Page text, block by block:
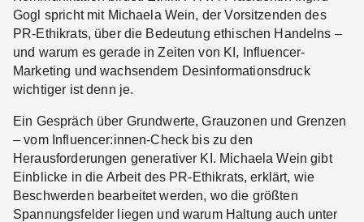
Gogl spricht mit Michaela Wein, der Vorsitzenden des
PR-Ethikrats, über die Bedeutung ethischen Handelns –
und warum es gerade in Zeiten von KI, Influencer-
Marketing und wachsendem Desinformationsdruck
wichtiger ist denn je.
Ein Gespräch über Grundwerte, Grauzonen und Grenzen
– vom Influencer:innen-Check bis zu den
Herausforderungen generativer KI. Michaela Wein gibt
Einblicke in die Arbeit des PR-Ethikrats, erklärt, wie
Beschwerden bearbeitet werden, wo die größten
Spannungsfelder liegen und warum Haltung auch unter